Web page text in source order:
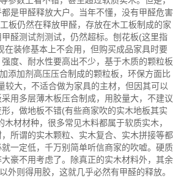
是甲醛释放大户。当年不懂，没有甲醛危害
板仍然在释放甲醛，存放在木工板制成的家
醛测试剂测试，仍然超标。刨花板(这里指
装修基本上不会用，但购买成品家具时要
度、耐水性要高出不少，基于木质的颗粒板
添加剂高压压合制成的颗粒板，环保方面比
较大，不适合做为家具的主材，但因其可以
用多层薄木板压合制成，用胶量大，不建议
，做地板不错(有些商家吹的实木地板其实
材材种，很多常见木料都属于软质实木，
所谓的实木颗粒、实木复合、实木拼接等都
一定低，千万别简单听信商家的吹嘘。硬质
豪不用考虑了。除真正的实木材料外，其余
外则得用胶，这就几乎必然有甲醛的释放。